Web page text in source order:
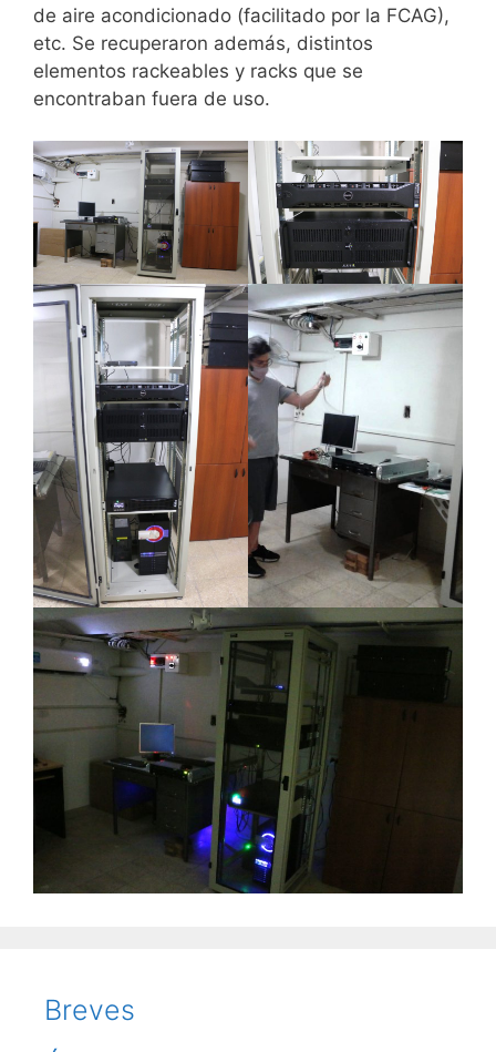
de aire acondicionado (facilitado por la FCAG),
etc. Se recuperaron además, distintos
elementos rackeables y racks que se
encontraban fuera de uso.
Breves